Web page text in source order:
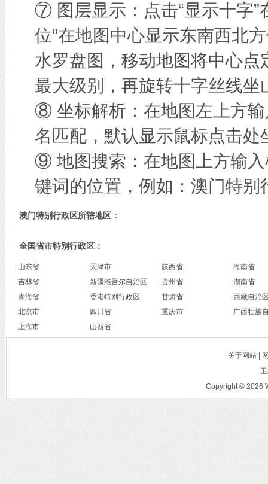
⑦ 图层显示：点击“显示十字”
位”在地图中心显示东南西北
水罗盘图，移动地图将中心
最大级别，再旋转十字丝线坐
⑧ 坐标解析：在地图左上方
名匹配，默认显示鼠标点击处
⑨ 地图搜索：在地图上方输
键词的位置，例如：澳门特
澳门特别行政区所辖地区：
全国省市特别行政区：
山东省 天津市 陕西省
海南省
吉林省
新疆维吾尔自治区 贵州省
湖南省
青海省
香港特别行政区 甘肃省
西藏自治
北京市
四川省 重庆市
广西壮族
上海市
山西省
关于网站 |
Copyright © 2026